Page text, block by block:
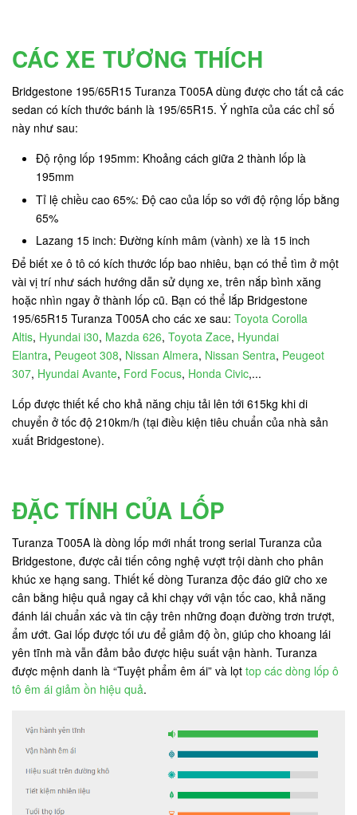
CÁC XE TƯƠNG THÍCH
Bridgestone 195/65R15 Turanza T005A dùng được cho tất cả các
sedan có kích thước bánh là 195/65R15. Ý nghĩa của các chỉ số
này như sau:
Độ rộng lốp 195mm: Khoảng cách giữa 2 thành lốp là
195mm
Tỉ lệ chiều cao 65%: Độ cao của lốp so với độ rộng lốp bằng
65%
Lazang 15 inch: Đường kính mâm (vành) xe là 15 inch
Để biết xe ô tô có kích thước lốp bao nhiêu, bạn có thể tìm ở một
vài vị trí như sách hướng dẫn sử dụng xe, trên nắp bình xăng
hoặc nhìn ngay ở thành lốp cũ. Bạn có thể lắp Bridgestone
195/65R15 Turanza T005A cho các xe sau: Toyota Corolla
Altis, Hyundai i30, Mazda 626, Toyota Zace, Hyundai
Elantra, Peugeot 308, Nissan Almera, Nissan Sentra, Peugeot
307, Hyundai Avante, Ford Focus, Honda Civic,...
Lốp được thiết kế cho khả năng chịu tải lên tới 615kg khi di
chuyển ở tốc độ 210km/h (tại điều kiện tiêu chuẩn của nhà sản
xuất Bridgestone).
ĐẶC TÍNH CỦA LỐP
Turanza T005A là dòng lốp mới nhất trong serial Turanza của
Bridgestone, được cải tiến công nghệ vượt trội dành cho phân
khúc xe hạng sang. Thiết kế dòng Turanza độc đáo giữ cho xe
cân bằng hiệu quả ngay cả khi chạy với vận tốc cao, khả năng
đánh lái chuẩn xác và tin cậy trên những đoạn đường trơn trượt,
ẩm ướt. Gai lốp được tối ưu để giảm độ ồn, giúp cho khoang lái
yên tĩnh mà vẫn đảm bảo được hiệu suất vận hành. Turanza
được mệnh danh là “Tuyệt phẩm êm ái” và lọt top các dòng lốp ô
tô êm ái giảm ồn hiệu quả.